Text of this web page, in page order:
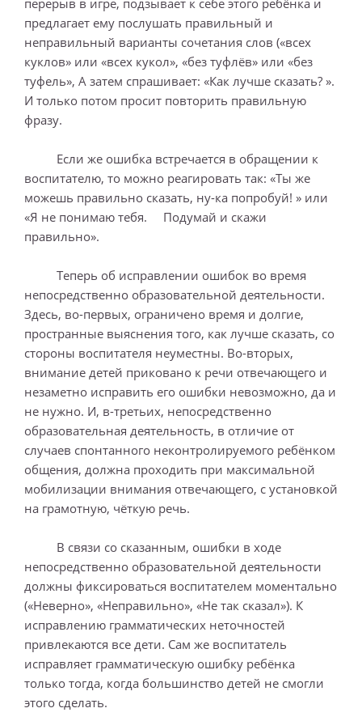
перерыв в игре, подзывает к себе этого ребёнка и
предлагает ему послушать правильный и
неправильный варианты сочетания слов («всех
куклов» или «всех кукол», «без туфлёв» или «без
туфель», А затем спрашивает: «Как лучше сказать? ».
И только потом просит повторить правильную
фразу.
Если же ошибка встречается в обращении к
воспитателю, то можно реагировать так: «Ты же
можешь правильно сказать, ну-ка попробуй! » или
«Я не понимаю тебя. Подумай и скажи
правильно».
Теперь об исправлении ошибок во время
непосредственно образовательной деятельности.
Здесь, во-первых, ограничено время и долгие,
пространные выяснения того, как лучше сказать, со
стороны воспитателя неуместны. Во-вторых,
внимание детей приковано к речи отвечающего и
незаметно исправить его ошибки невозможно, да и
не нужно. И, в-третьих, непосредственно
образовательная деятельность, в отличие от
случаев спонтанного неконтролируемого ребёнком
общения, должна проходить при максимальной
мобилизации внимания отвечающего, с установкой
на грамотную, чёткую речь.
В связи со сказанным, ошибки в ходе
непосредственно образовательной деятельности
должны фиксироваться воспитателем моментально
(«Неверно», «Неправильно», «Не так сказал»). К
исправлению грамматических неточностей
привлекаются все дети. Сам же воспитатель
исправляет грамматическую ошибку ребёнка
только тогда, когда большинство детей не смогли
этого сделать.